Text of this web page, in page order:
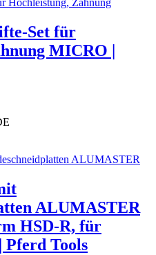
Set für
MICRO |
ALUMASTER
HSD-R, für
Pferd Tools